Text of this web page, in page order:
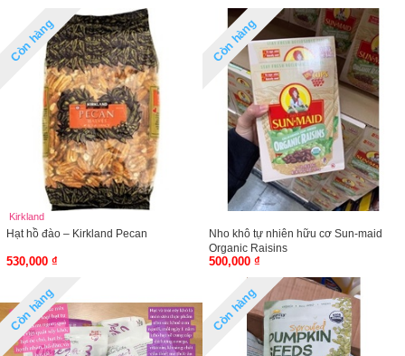
Còn hàng
Kirkland
Hạt hồ đào – Kirkland Pecan
530,000 ₫
Còn hàng
Nho khô tự nhiên hữu cơ Sun-maid
Organic Raisins
500,000 ₫
Còn hàng Còn hàng